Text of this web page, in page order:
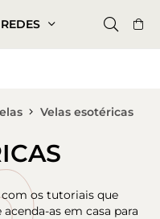
REDES
Velas esotéricas
os tutoriais que
as em casa para